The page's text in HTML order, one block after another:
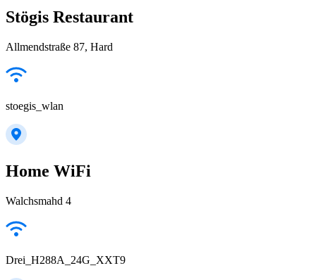
Stögis Restaurant
Allmendstraße 87, Hard
stoegis_wlan
Home WiFi
Walchsmahd 4
Drei_H288A_24G_XXT9